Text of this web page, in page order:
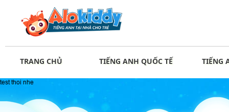
TRANG CHỦ TIẾNG ANH QUỐC TẾ TIẾNG
test thoi nhe